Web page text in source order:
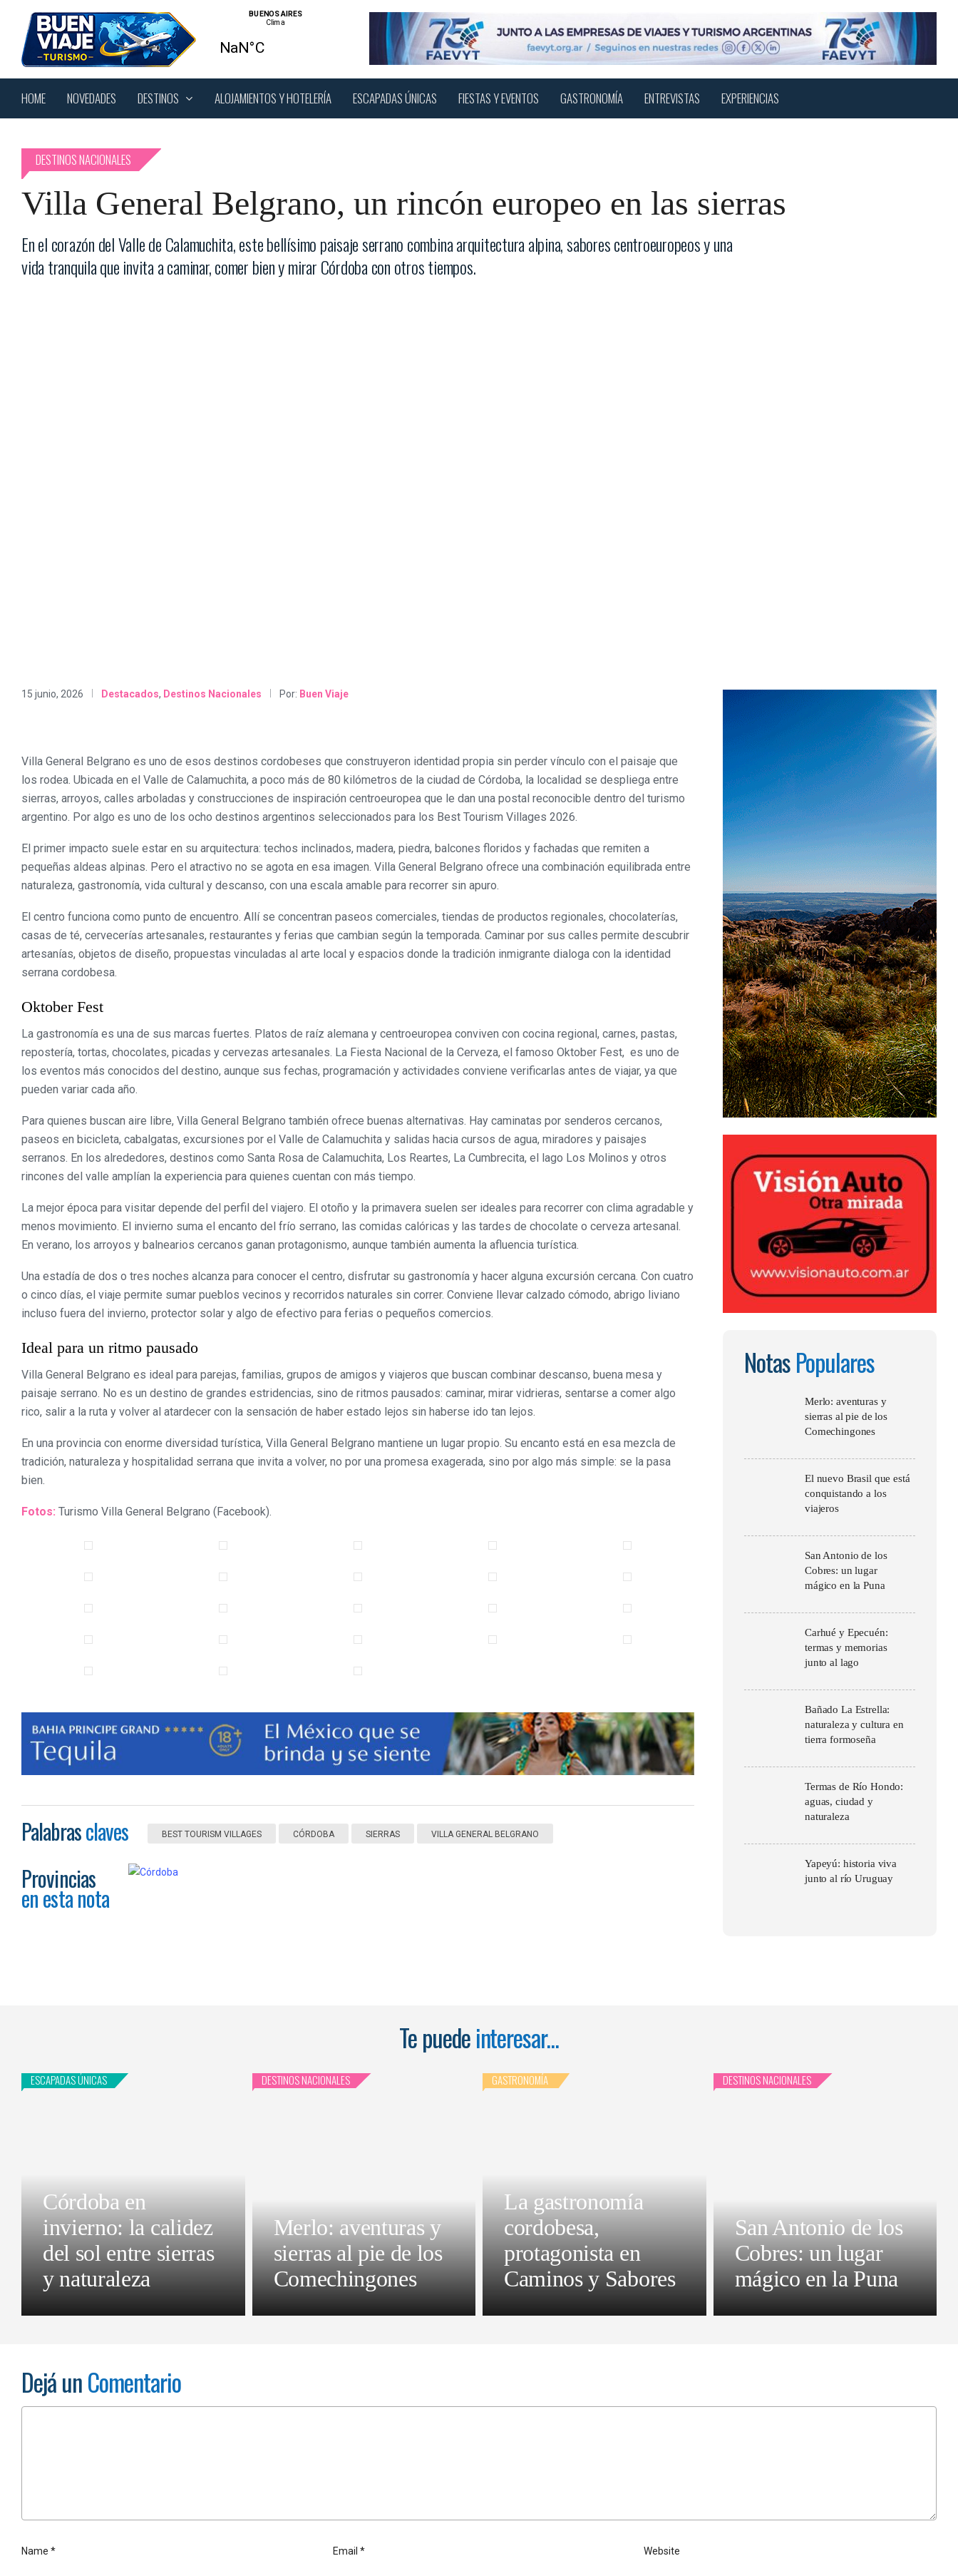
content
Pulsa Intro para buscar o Esc para cerrar
HOME NOVEDADES DESTINOS ALOJAMIENTOS Y HOTELERÍA ESCAPADAS ÚNICAS FIESTAS Y EVENTOS GASTRONOMÍA ENTREVISTAS EXPERIENCIAS
DESTINOS NACIONALES
Villa General Belgrano, un rincón europeo en las sierras
En el corazón del Valle de Calamuchita, este bellísimo paisaje serrano combina arquitectura alpina, sabores centroeuropeos y una
vida tranquila que invita a caminar, comer bien y mirar Córdoba con otros tiempos.
15 junio, 2026 Destacados, Destinos Nacionales Por: Buen Viaje
Villa General Belgrano es uno de esos destinos cordobeses que construyeron identidad propia sin perder vínculo con el paisaje que
los rodea. Ubicada en el Valle de Calamuchita, a poco más de 80 kilómetros de la ciudad de Córdoba, la localidad se despliega entre
sierras, arroyos, calles arboladas y construcciones de inspiración centroeuropea que le dan una postal reconocible dentro del turismo
argentino. Por algo es uno de los ocho destinos argentinos seleccionados para los Best Tourism Villages 2026.
El primer impacto suele estar en su arquitectura: techos inclinados, madera, piedra, balcones floridos y fachadas que remiten a
pequeñas aldeas alpinas. Pero el atractivo no se agota en esa imagen. Villa General Belgrano ofrece una combinación equilibrada entre
naturaleza, gastronomía, vida cultural y descanso, con una escala amable para recorrer sin apuro.
El centro funciona como punto de encuentro. Allí se concentran paseos comerciales, tiendas de productos regionales, chocolaterías,
casas de té, cervecerías artesanales, restaurantes y ferias que cambian según la temporada. Caminar por sus calles permite descubrir
artesanías, objetos de diseño, propuestas vinculadas al arte local y espacios donde la tradición inmigrante dialoga con la identidad
serrana cordobesa.
Oktober Fest
La gastronomía es una de sus marcas fuertes. Platos de raíz alemana y centroeuropea conviven con cocina regional, carnes, pastas,
repostería, tortas, chocolates, picadas y cervezas artesanales. La Fiesta Nacional de la Cerveza, el famoso Oktober Fest, es uno de
los eventos más conocidos del destino, aunque sus fechas, programación y actividades conviene verificarlas antes de viajar, ya que
pueden variar cada año.
Para quienes buscan aire libre, Villa General Belgrano también ofrece buenas alternativas. Hay caminatas por senderos cercanos,
paseos en bicicleta, cabalgatas, excursiones por el Valle de Calamuchita y salidas hacia cursos de agua, miradores y paisajes
serranos. En los alrededores, destinos como Santa Rosa de Calamuchita, Los Reartes, La Cumbrecita, el lago Los Molinos y otros
rincones del valle amplían la experiencia para quienes cuentan con más tiempo.
La mejor época para visitar depende del perfil del viajero. El otoño y la primavera suelen ser ideales para recorrer con clima agradable y
menos movimiento. El invierno suma el encanto del frío serrano, las comidas calóricas y las tardes de chocolate o cerveza artesanal.
En verano, los arroyos y balnearios cercanos ganan protagonismo, aunque también aumenta la afluencia turística.
Una estadía de dos o tres noches alcanza para conocer el centro, disfrutar su gastronomía y hacer alguna excursión cercana. Con cuatro
o cinco días, el viaje permite sumar pueblos vecinos y recorridos naturales sin correr. Conviene llevar calzado cómodo, abrigo liviano
incluso fuera del invierno, protector solar y algo de efectivo para ferias o pequeños comercios.
Ideal para un ritmo pausado
Villa General Belgrano es ideal para parejas, familias, grupos de amigos y viajeros que buscan combinar descanso, buena mesa y
paisaje serrano. No es un destino de grandes estridencias, sino de ritmos pausados: caminar, mirar vidrieras, sentarse a comer algo
rico, salir a la ruta y volver al atardecer con la sensación de haber estado lejos sin haberse ido tan lejos.
En una provincia con enorme diversidad turística, Villa General Belgrano mantiene un lugar propio. Su encanto está en esa mezcla de
tradición, naturaleza y hospitalidad serrana que invita a volver, no por una promesa exagerada, sino por algo más simple: se la pasa
bien.
Fotos: Turismo Villa General Belgrano (Facebook).
Palabrasclaves BEST TOURISM VILLAGES CÓRDOBA SIERRAS VILLA GENERAL BELGRANO
Provincias
en esta nota
NotasPopulares
Merlo: aventuras y
sierras al pie de los
Comechingones
El nuevo Brasil que está
conquistando a los
viajeros
San Antonio de los
Cobres: un lugar
mágico en la Puna
Carhué y Epecuén:
termas y memorias
junto al lago
Bañado La Estrella:
naturaleza y cultura en
tierra formoseña
Termas de Río Hondo:
aguas, ciudad y
naturaleza
Yapeyú: historia viva
junto al río Uruguay
Te puedeinteresar...
ESCAPADAS ÚNICAS
Córdoba en
invierno: la calidez
del sol entre sierras
y naturaleza
DESTINOS NACIONALES
Merlo: aventuras y
sierras al pie de los
Comechingones
GASTRONOMÍA
La gastronomía
cordobesa,
protagonista en
Caminos y Sabores
DESTINOS NACIONALES
San Antonio de los
Cobres: un lugar
mágico en la Puna
Dejá unComentario
Name * Email * Website